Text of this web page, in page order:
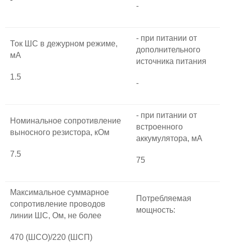
-
Ток ШС в дежурном режиме,
мА
1.5
- при питании от
дополнительного
источника питания
-
Номинальное сопротивление
выносного резистора, кОм
7.5
- при питании от
встроенного
аккумулятора, мА
75
Максимальное суммарное
сопротивление проводов
линии ШС, Ом, не более
470 (ШСО)/220 (ШСП)
Потребляемая
мощность: